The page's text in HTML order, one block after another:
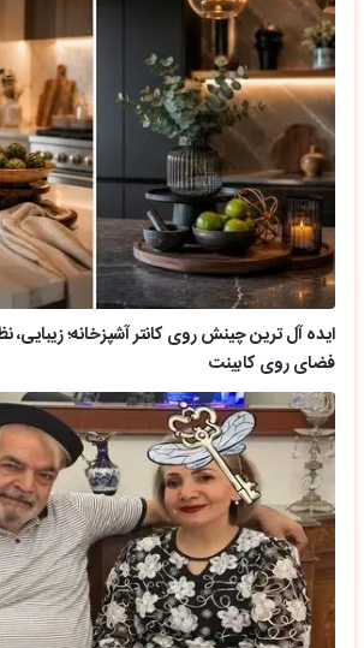
ایده آل ترین چینش روی کانتر آشپزخانه؛
فضای روی کابینت